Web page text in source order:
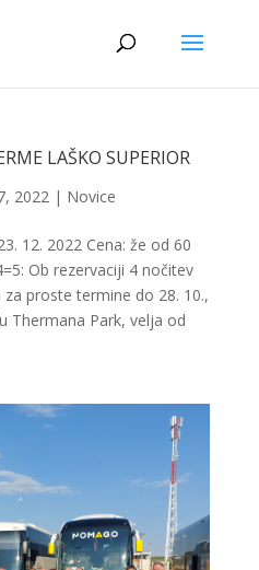
LAŠKO SUPERIOR
2022| Novice
12. 2022 Cena: že od 60
Ob rezervaciji 4 nočitev
proste termine do 28. 10.,
Thermana Park, velja od